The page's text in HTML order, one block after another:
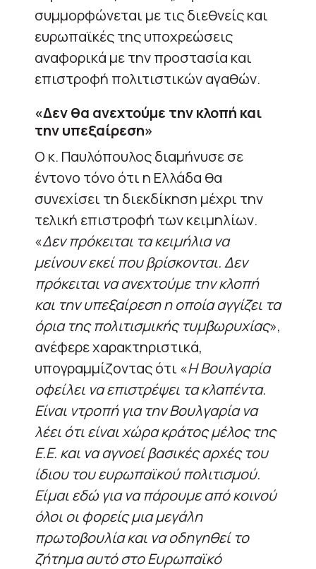
συμμορφώνεται με τις διεθνείς και
ευρωπαϊκές της υποχρεώσεις
αναφορικά με την προστασία και
επιστροφή πολιτιστικών αγαθών.
«Δεν θα ανεχτούμε την κλοπή και
την υπεξαίρεση»
Ο κ. Παυλόπουλος διαμήνυσε σε
έντονο τόνο ότι η Ελλάδα θα
συνεχίσει τη διεκδίκηση μέχρι την
τελική επιστροφή των κειμηλίων.
«Δεν πρόκειται τα κειμήλια να
μείνουν εκεί που βρίσκονται. Δεν
πρόκειται να ανεχτούμε την κλοπή
και την υπεξαίρεση η οποία αγγίζει τα
όρια της πολιτισμικής τυμβωρυχίας»,
ανέφερε χαρακτηριστικά,
υπογραμμίζοντας ότι «Η Βουλγαρία
οφείλει να επιστρέψει τα κλαπέντα.
Είναι ντροπή για την Βουλγαρία να
λέει ότι είναι χώρα κράτος μέλος της
Ε.Ε. και να αγνοεί βασικές αρχές του
ίδιου του ευρωπαϊκού πολιτισμού.
Είμαι εδώ για να πάρουμε από κοινού
όλοι οι φορείς μια μεγάλη
πρωτοβουλία και να οδηγηθεί το
ζήτημα αυτό στο Ευρωπαϊκό